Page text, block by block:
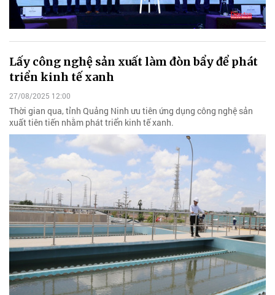
Lấy công nghệ sản xuất làm đòn bẩy để phát
triển kinh tế xanh
27/08/2025 12:00
Thời gian qua, tỉnh Quảng Ninh ưu tiên ứng dụng công nghệ sản
xuất tiên tiến nhằm phát triển kinh tế xanh.